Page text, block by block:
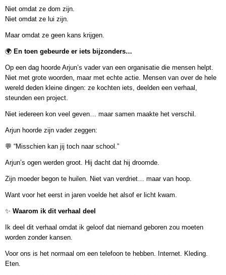
Niet omdat ze dom zijn.
Niet omdat ze lui zijn.
Maar omdat ze geen kans krijgen.
🌍 En toen gebeurde er iets bijzonders…
Op een dag hoorde Arjun’s vader van een organisatie die mensen helpt.
Niet met grote woorden, maar met echte actie. Mensen van over de hele
wereld deden kleine dingen: ze kochten iets, deelden een verhaal,
steunden een project.
Niet iedereen kon veel geven… maar samen maakte het verschil.
Arjun hoorde zijn vader zeggen:
💬 “Misschien kan jij toch naar school.”
Arjun’s ogen werden groot. Hij dacht dat hij droomde.
Zijn moeder begon te huilen. Niet van verdriet… maar van hoop.
Want voor het eerst in jaren voelde het alsof er licht kwam.
✨ Waarom ik dit verhaal deel
Ik deel dit verhaal omdat ik geloof dat niemand geboren zou moeten
worden zonder kansen.
Voor ons is het normaal om een telefoon te hebben. Internet. Kleding.
Eten.